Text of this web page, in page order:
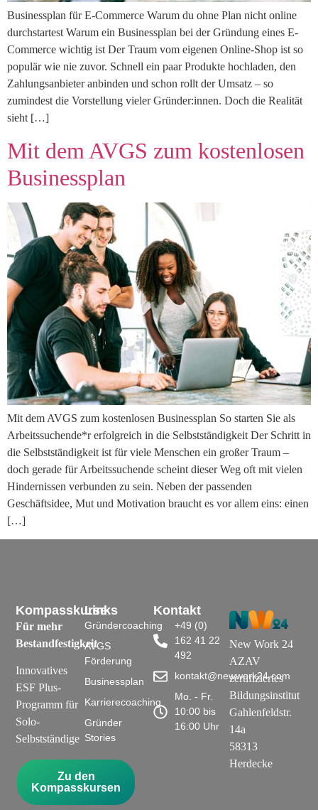
Businessplan für E-Commerce Warum du ohne Plan nicht online
durchstartest Warum ein Businessplan bei der Gründung eines E-
Commerce wichtig ist Der Traum vom eigenen Online-Shop ist so
populär wie nie zuvor. Schnell ein paar Produkte hochladen, den
Zahlungsanbieter anbinden und schon rollt der Umsatz – so
zumindest die Vorstellung vieler Gründer:innen. Doch die Realität
sieht […]
Mit dem AVGS zum kostenlosen
Businessplan
Mit dem AVGS zum kostenlosen Businessplan So starten Sie als
Arbeitssuchende*r erfolgreich in die Selbstständigkeit Der Schritt in
die Selbstständigkeit ist für viele Menschen ein großer Traum –
doch gerade für Arbeitssuchende scheint dieser Weg oft mit vielen
Hindernissen verbunden zu sein. Neben der passenden
Geschäftsidee, Mut und Motivation braucht es vor allem eins: einen
[…]
New Work 24
AZAV
zertifiziertes
Bildungsinstitut
Gahlenfeldstr.
14a
58313
Herdecke
Kontakt
+49 (0)
162 41 22
492
kontakt@newwork24.com
Mo. - Fr.
10:00 bis
16:00 Uhr
Links
Gründercoaching
AVGS
Förderung
Businessplan
Karrierecoaching
Gründer
Stories
Kompasskurse
Für mehr
Bestandfestigkeit
Innovatives
ESF Plus-
Programm für
Solo-
Selbstständige
Zu den
Kompasskursen